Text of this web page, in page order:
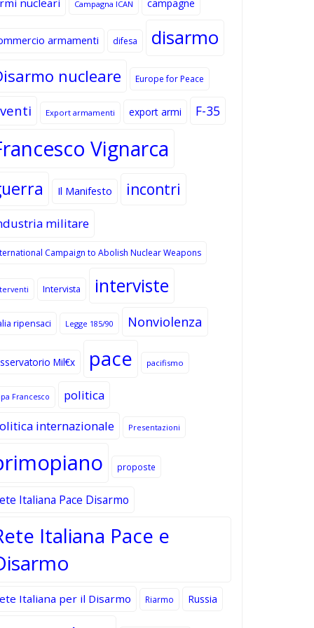
Campagna ICAN campagne
armamenti difesa disarmo
nucleare Europe for Peace
Export armamenti export armi F-35
Vignarca
Il Manifesto incontri
militare
Campaign to Abolish Nuclear Weapons
Intervista interviste
ripensaci Legge 185/90 Nonviolenza
Mil€x pace pacifismo
Francesco
politica
internazionale
Presentazioni
proposte
Italiana Pace Disarmo
Italiana Pace e
Italiana per il Disarmo Riarmo Russia